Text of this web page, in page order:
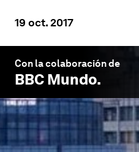
19 oct. 2017
Con la colaboración de
BBC Mundo.